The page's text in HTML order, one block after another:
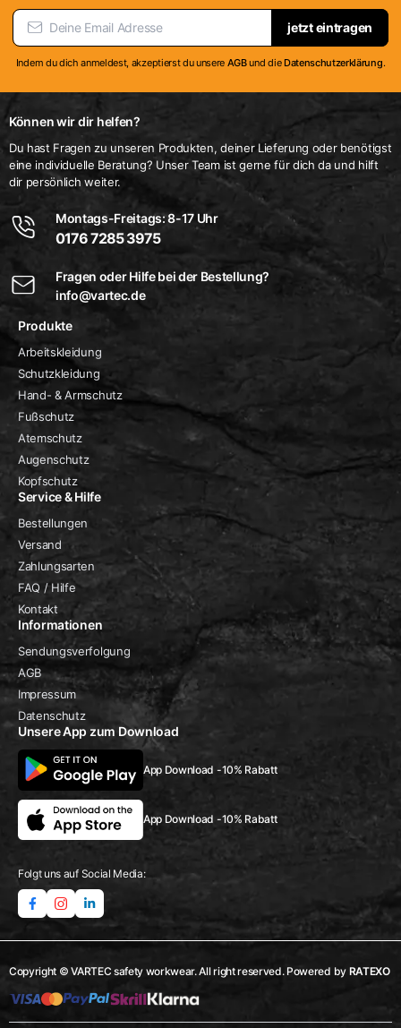
auf
der
Produktseite
werden
auf
Produktseite
werden
jetzt eintragen
Indem du dich anmeldest, akzeptierst du unsere AGBund dieDatenschutzerklärung.
Können wir dir helfen?
Du hast Fragen zu unseren Produkten, deiner Lieferung oder benötigst
eine individuelle Beratung? Unser Team ist gerne für dich da und hilft
dir persönlich weiter.
Montags-Freitags: 8-17 Uhr
0176 7285 3975
Fragen oder Hilfe bei der Bestellung?
info@vartec.de
Produkte
Arbeitskleidung
Schutzkleidung
Hand- & Armschutz
Fußschutz
Atemschutz
Augenschutz
Kopfschutz
Service & Hilfe
Bestellungen
Versand
Zahlungsarten
FAQ / Hilfe
Kontakt
Informationen
Sendungsverfolgung
AGB
Impressum
Datenschutz
Unsere App zum Download
App Download -10% Rabatt
App Download -10% Rabatt
Folgt uns auf Social Media:
Copyright © VARTEC safety workwear. All right reserved. Powered by RATEXO